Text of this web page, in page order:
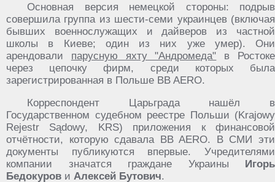
Основная версия немецкой стороны: подрыв
совершила группа из шести-семи украинцев (включая
бывших военнослужащих и дайверов из частной
школы в Киеве; один из них уже умер). Они
арендовали парусную яхту "Андромеда" в Ростоке
через цепочку фирм, среди которых была
зарегистрированная в Польше BB AERO.
Корреспондент Царьграда нашёл в
Государственном судебном реестре Польши (Krajowy
Rejestr Sądowy, KRS) приложения к финансовой
отчётности, которую сдавала BB AERO. В СМИ эти
документы публикуются впервые. Учредителями
компании значатся граждане Украины Игорь
Бедокуров и Алексей Бутович.